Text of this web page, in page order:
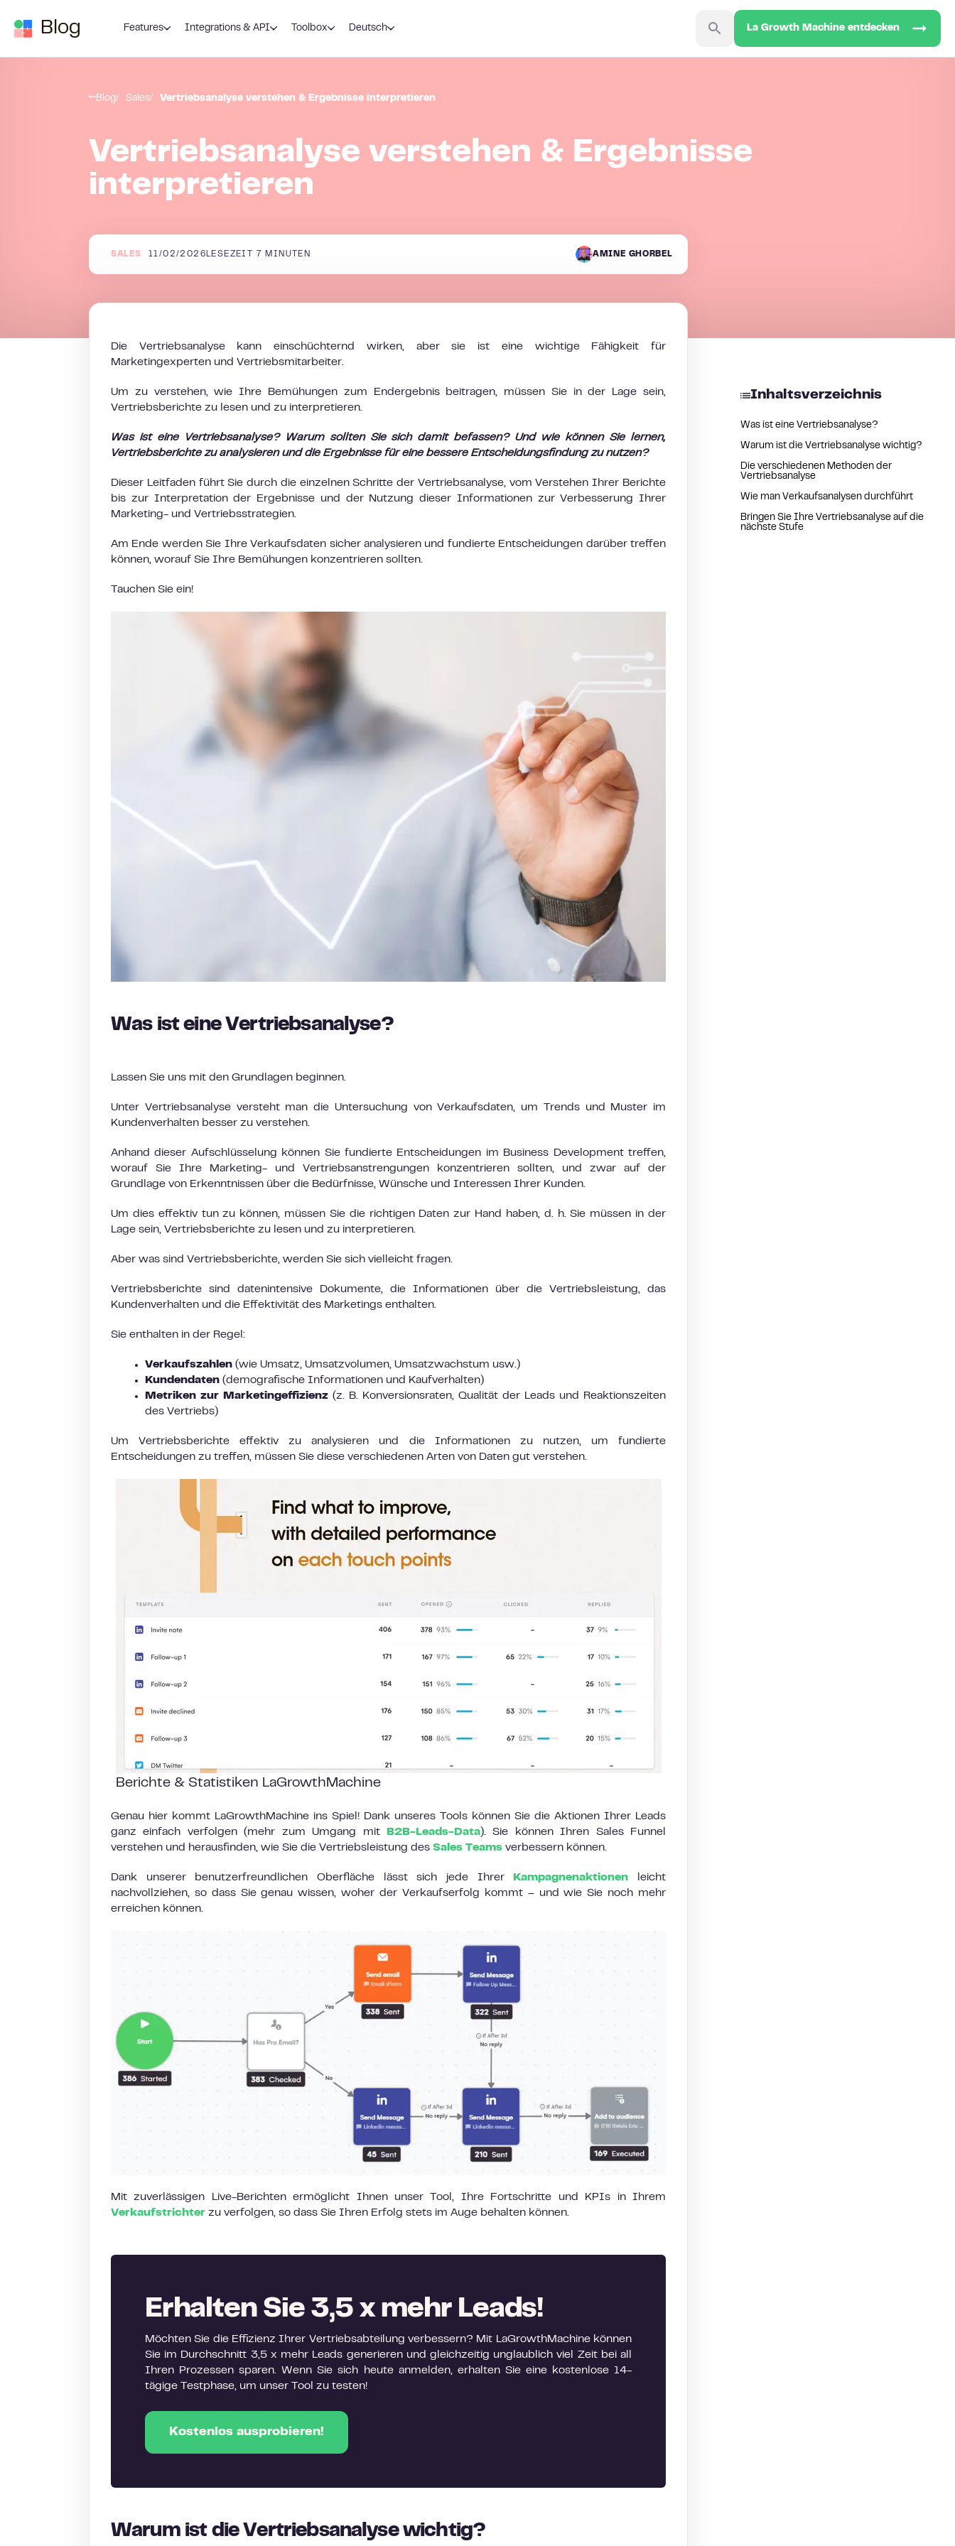
Blog Features Integrations & API Toolbox Deutsch La Growth Machine entdecken
Blog Sales Vertriebsanalyse verstehen & Ergebnisse interpretieren
Vertriebsanalyse verstehen & Ergebnisse
interpretieren
SALES 11/02/2026 LESEZEIT 7 MINUTEN AMINE GHORBEL
Inhaltsverzeichnis
Was ist eine Vertriebsanalyse?
Warum ist die Vertriebsanalyse wichtig?
Die verschiedenen Methoden der
Vertriebsanalyse
Wie man Verkaufsanalysen durchführt
Bringen Sie Ihre Vertriebsanalyse auf die
nächste Stufe
Die Vertriebsanalyse kann einschüchternd wirken, aber sie ist eine wichtige Fähigkeit für
Marketingexperten und Vertriebsmitarbeiter.
Um zu verstehen, wie Ihre Bemühungen zum Endergebnis beitragen, müssen Sie in der Lage sein,
Vertriebsberichte zu lesen und zu interpretieren.
Was ist eine Vertriebsanalyse? Warum sollten Sie sich damit befassen? Und wie können Sie lernen,
Vertriebsberichte zu analysieren und die Ergebnisse für eine bessere Entscheidungsfindung zu nutzen?
Dieser Leitfaden führt Sie durch die einzelnen Schritte der Vertriebsanalyse, vom Verstehen Ihrer Berichte
bis zur Interpretation der Ergebnisse und der Nutzung dieser Informationen zur Verbesserung Ihrer
Marketing- und Vertriebsstrategien.
Am Ende werden Sie Ihre Verkaufsdaten sicher analysieren und fundierte Entscheidungen darüber treffen
können, worauf Sie Ihre Bemühungen konzentrieren sollten.
Tauchen Sie ein!
Was ist eine Vertriebsanalyse?
Lassen Sie uns mit den Grundlagen beginnen.
Unter Vertriebsanalyse versteht man die Untersuchung von Verkaufsdaten, um Trends und Muster im
Kundenverhalten besser zu verstehen.
Anhand dieser Aufschlüsselung können Sie fundierte Entscheidungen im Business Development treffen,
worauf Sie Ihre Marketing- und Vertriebsanstrengungen konzentrieren sollten, und zwar auf der
Grundlage von Erkenntnissen über die Bedürfnisse, Wünsche und Interessen Ihrer Kunden.
Um dies effektiv tun zu können, müssen Sie die richtigen Daten zur Hand haben, d. h. Sie müssen in der
Lage sein, Vertriebsberichte zu lesen und zu interpretieren.
Aber was sind Vertriebsberichte, werden Sie sich vielleicht fragen.
Vertriebsberichte sind datenintensive Dokumente, die Informationen über die Vertriebsleistung, das
Kundenverhalten und die Effektivität des Marketings enthalten.
Sie enthalten in der Regel:
Verkaufszahlen (wie Umsatz, Umsatzvolumen, Umsatzwachstum usw.)
Kundendaten (demografische Informationen und Kaufverhalten)
Metriken zur Marketingeffizienz (z. B. Konversionsraten, Qualität der Leads und Reaktionszeiten
des Vertriebs)
Um Vertriebsberichte effektiv zu analysieren und die Informationen zu nutzen, um fundierte
Entscheidungen zu treffen, müssen Sie diese verschiedenen Arten von Daten gut verstehen.
Berichte & Statistiken LaGrowthMachine
Genau hier kommt LaGrowthMachine ins Spiel! Dank unseres Tools können Sie die Aktionen Ihrer Leads
ganz einfach verfolgen (mehr zum Umgang mit
B2B-Leads-Data). Sie können Ihren Sales Funnel
verstehen und herausfinden, wie Sie die Vertriebsleistung des Sales Teams verbessern können.
Dank unserer benutzerfreundlichen Oberfläche lässt sich jede Ihrer Kampagnenaktionen leicht
nachvollziehen, so dass Sie genau wissen, woher der Verkaufserfolg kommt – und wie Sie noch mehr
erreichen können.
Mit zuverlässigen Live-Berichten ermöglicht Ihnen unser Tool, Ihre Fortschritte und KPIs in Ihrem
Verkaufstrichter zu verfolgen, so dass Sie Ihren Erfolg stets im Auge behalten können.
Erhalten Sie 3,5 x mehr Leads!
Möchten Sie die Effizienz Ihrer Vertriebsabteilung verbessern? Mit LaGrowthMachine können
Sie im Durchschnitt 3,5 x mehr Leads generieren und gleichzeitig unglaublich viel Zeit bei all
Ihren Prozessen sparen. Wenn Sie sich heute anmelden, erhalten Sie eine kostenlose 14-
tägige Testphase, um unser Tool zu testen!
Kostenlos ausprobieren!
Warum ist die Vertriebsanalyse wichtig?